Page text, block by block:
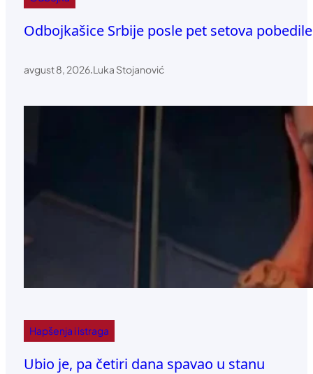
Odbojkašice Srbije posle pet setova
avgust 8, 2026.Luka Stojanović
Hapšenja i istraga
Ubio je, pa četiri dana spavao u stanu